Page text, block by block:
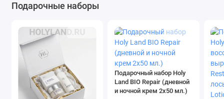
Подарочные наборы
Подарочный набор Holy
Land BIO Repair (дневной
и ночной крем 2х50 мл.)